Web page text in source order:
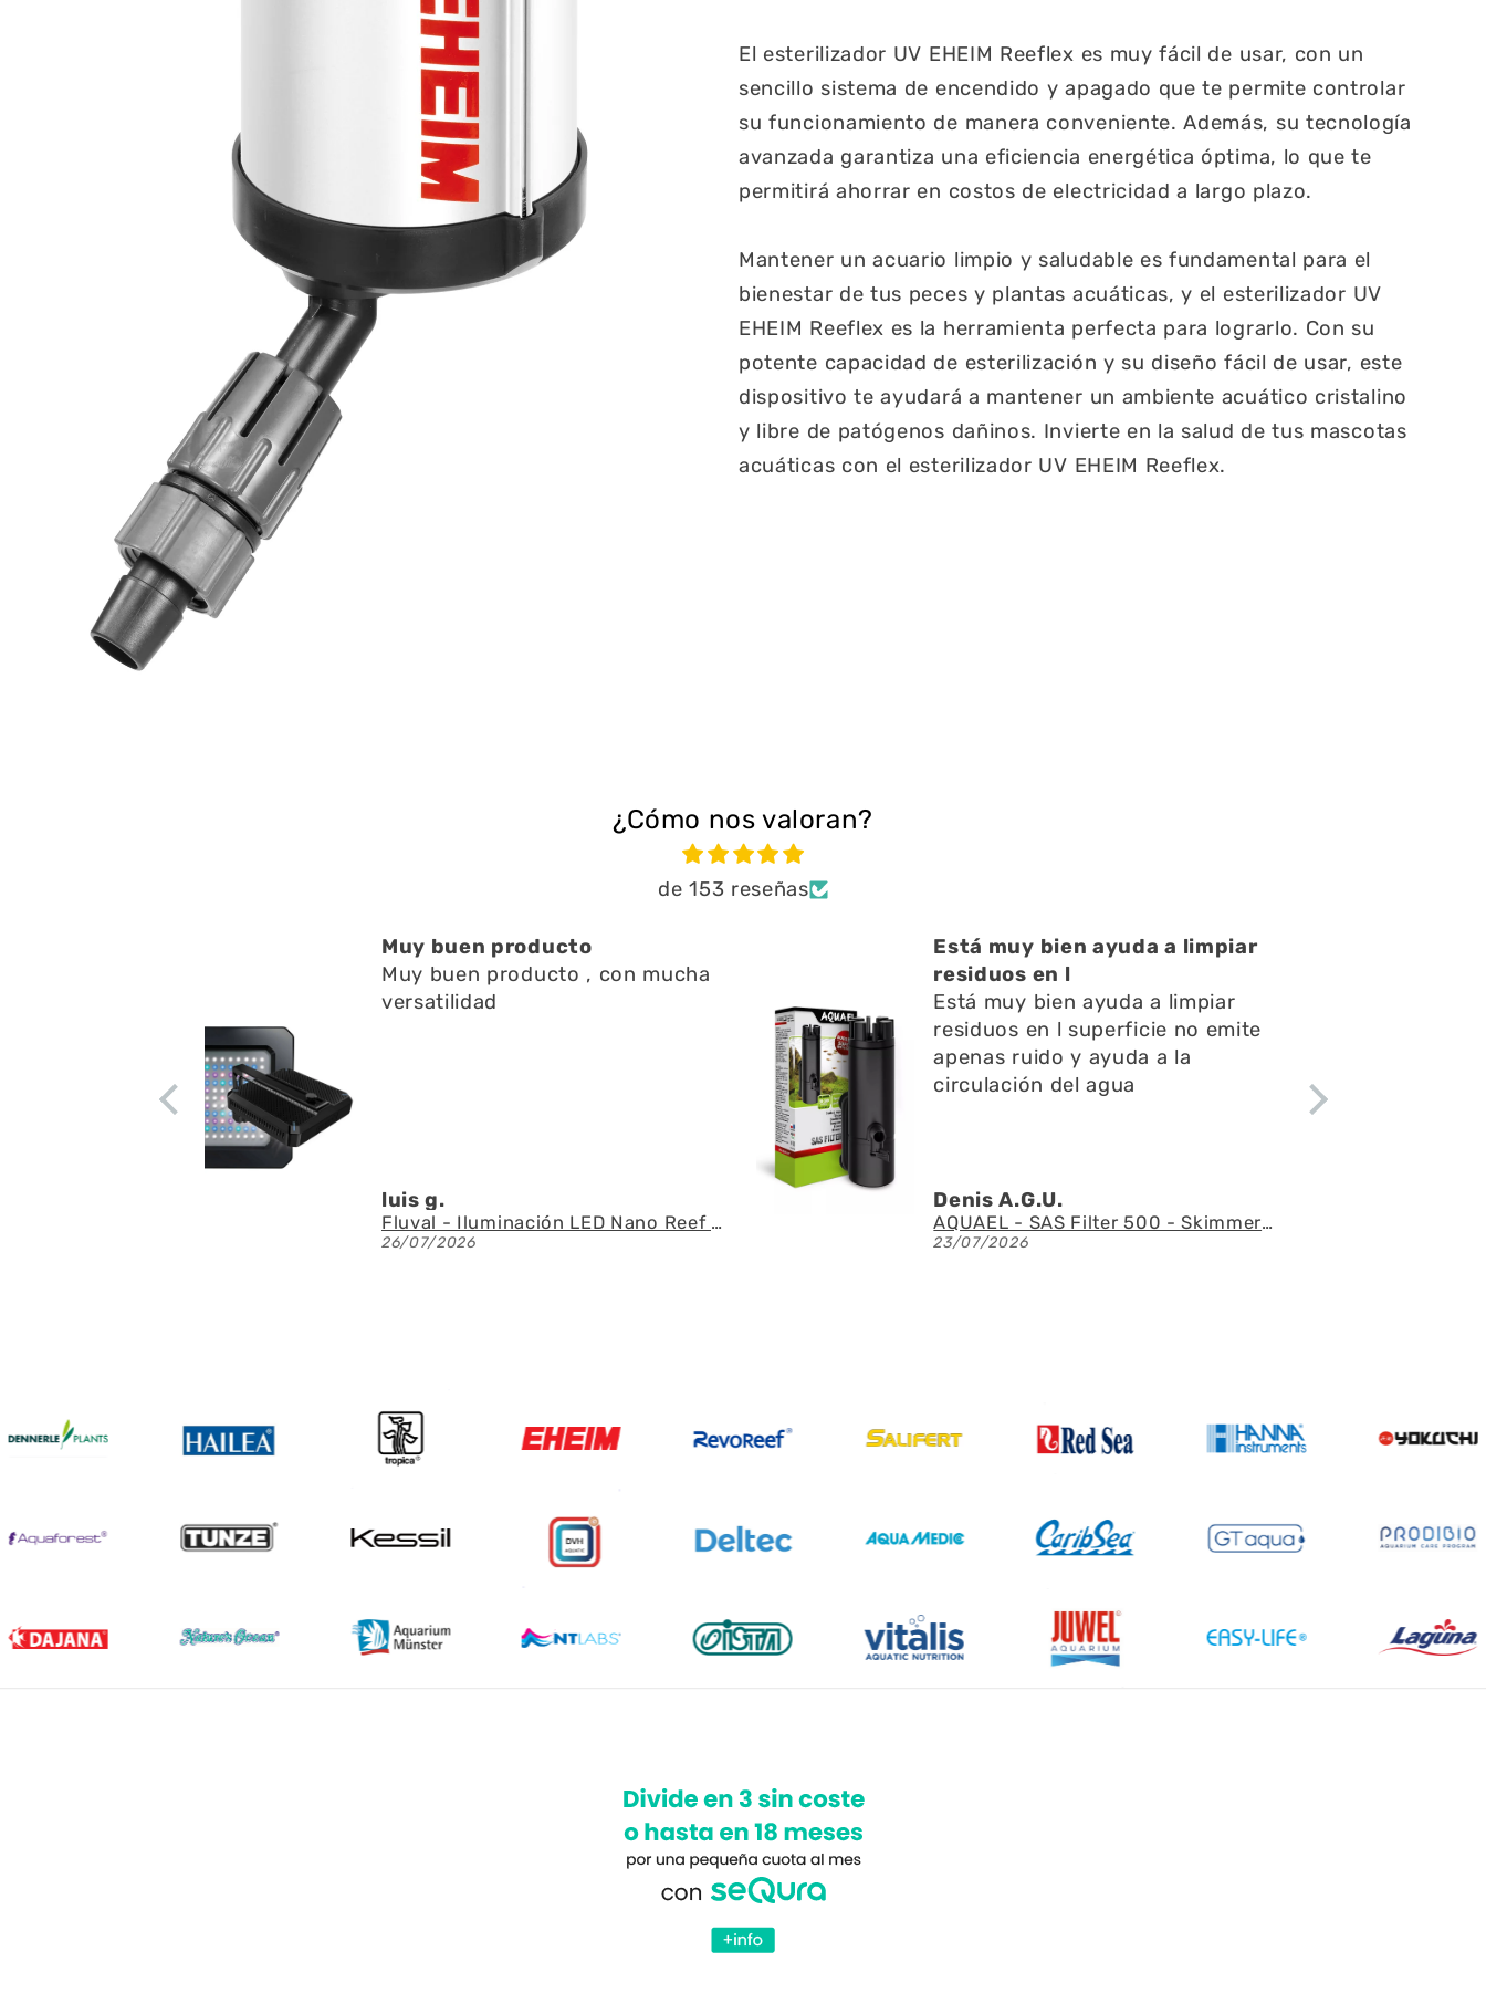
El esterilizador UV EHEIM Reeflex es muy fácil de usar, con un
sencillo sistema de encendido y apagado que te permite controlar
su funcionamiento de manera conveniente. Además, su tecnología
avanzada garantiza una eficiencia energética óptima, lo que te
permitirá ahorrar en costos de electricidad a largo plazo.
Mantener un acuario limpio y saludable es fundamental para el
bienestar de tus peces y plantas acuáticas, y el esterilizador UV
EHEIM Reeflex es la herramienta perfecta para lograrlo. Con su
potente capacidad de esterilización y su diseño fácil de usar, este
dispositivo te ayudará a mantener un ambiente acuático cristalino
y libre de patógenos dañinos. Invierte en la salud de tus mascotas
acuáticas con el esterilizador UV EHEIM Reeflex.
¿Cómo nos valoran?
de 153 reseñas
Muy buen producto
Muy buen producto , con mucha
versatilidad
luis g.
Fluval - Iluminación LED Nano Reef 4.0 de 25W
26/07/2026
Está muy bien ayuda a limpiar
residuos en l
Está muy bien ayuda a limpiar
residuos en l superficie no emite
apenas ruido y ayuda a la
circulación del agua
Denis A.G.U.
AQUAEL - SAS Filter 500 - Skimmer de superficie
23/07/2026